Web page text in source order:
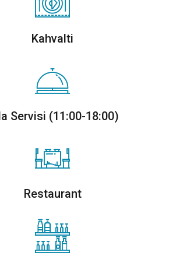
Kahvalti
Servisi (11:00-18:00)
Restaurant